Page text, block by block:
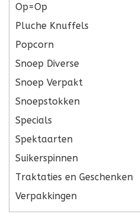
Op=Op
Pluche Knuffels
Popcorn
Snoep Diverse
Snoep Verpakt
Snoepstokken
Specials
Spektaarten
Suikerspinnen
Traktaties en Geschenken
Verpakkingen